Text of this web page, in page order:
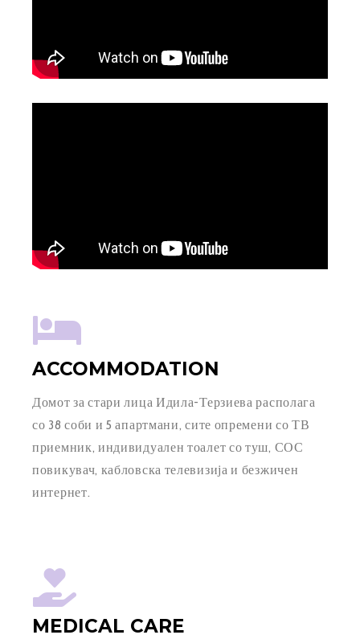
ACCOMMODATION
Домот за стари лица Идила-Терзиева располага
со 38 соби и 5 апартмани, сите опремени со ТВ
приемник, индивидуален тоалет со туш, СОС
повикувач, кабловска телевизија и безжичен
интернет.
MEDICAL CARE